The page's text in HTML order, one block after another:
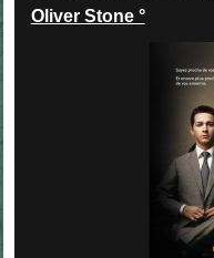
Oliver Stone °